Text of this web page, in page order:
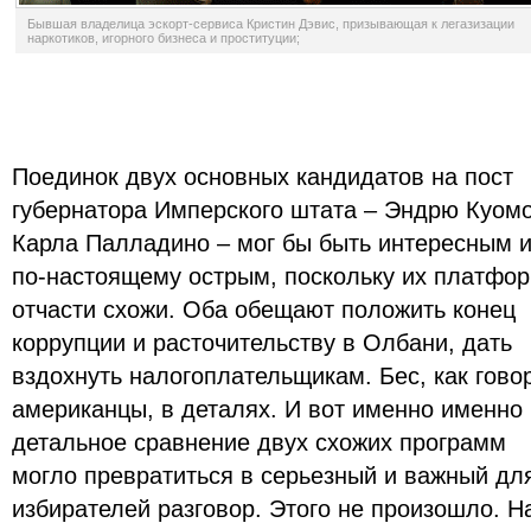
Бывшая владелица эскорт-сервиса Кристин Дэвис, призывающая к легазизации
наркотиков, игорного бизнеса и проституции;
Поединок двух основных кандидатов на пост
губернатора Имперского штата – Эндрю
Карла Палладино – мог бы быть интересным и
по-настоящему острым, поскольку их
отчасти схожи. Оба обещают положить конец
коррупции и расточительству в Олбани, дать
вздохнуть налогоплательщикам. Бес, как
американцы, в деталях. И вот именно именно
детальное сравнение двух схожих программ
могло превратиться в серьезный и важный
избирателей разговор. Этого не произошло.